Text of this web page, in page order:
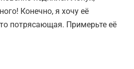
Конечно, я хочу её
потрясающая. Примерьте её